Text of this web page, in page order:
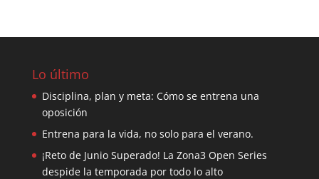
Lo último
Disciplina, plan y meta: Cómo se entrena una
oposición
Entrena para la vida, no solo para el verano.
¡Reto de Junio Superado! La Zona3 Open Series
despide la temporada por todo lo alto